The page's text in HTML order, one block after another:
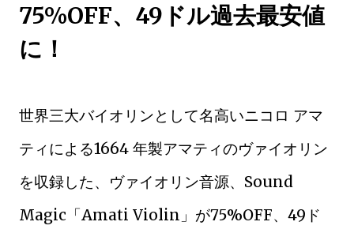
75%OFF、49ドル過去最安値
に！
世界三大バイオリンとして名高いニコロ アマ
ティによる1664 年製アマティのヴァイオリン
を収録した、ヴァイオリン音源、Sound
Magic「Amati Violin」が75%OFF、49ド